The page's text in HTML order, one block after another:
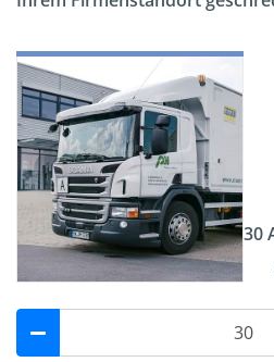
30